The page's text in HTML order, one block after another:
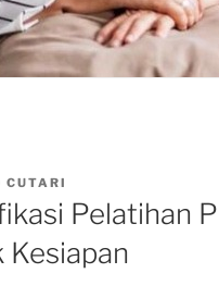
CUTARI
Pelatihan